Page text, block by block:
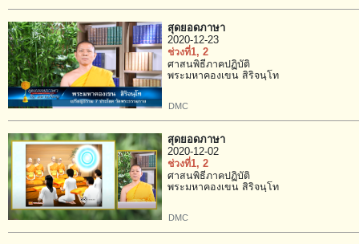
สุดยอดภาษา
2020-12-23
ช่วงที่1, 2
ศาสนพิธีภาคปฏิบัติ
พระมหาคองเขน สิริจนฺโท
DMC
สุดยอดภาษา
2020-12-02
ช่วงที่1, 2
ศาสนพิธีภาคปฏิบัติ
พระมหาคองเขน สิริจนฺโท
DMC